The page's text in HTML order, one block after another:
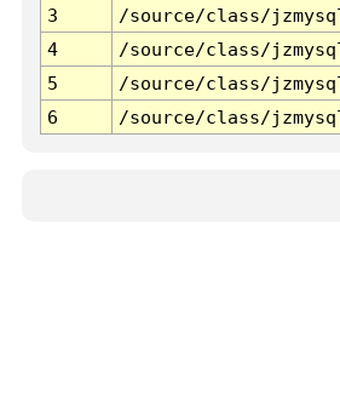
3
/source/class/
4
/source/class/
5
/source/class/
6
/source/class/